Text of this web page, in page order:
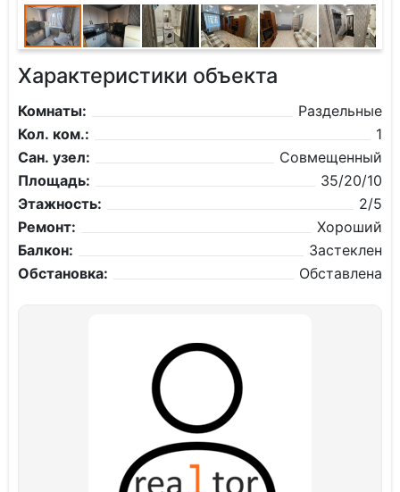
Характеристики объекта
Комнаты:
Раздельные
Кол. ком.:
1
Сан. узел:
Совмещенный
Площадь:
35/20/10
Этажность:
2/5
Ремонт:
Хороший
Балкон:
Застеклен
Обстановка:
Обставлена